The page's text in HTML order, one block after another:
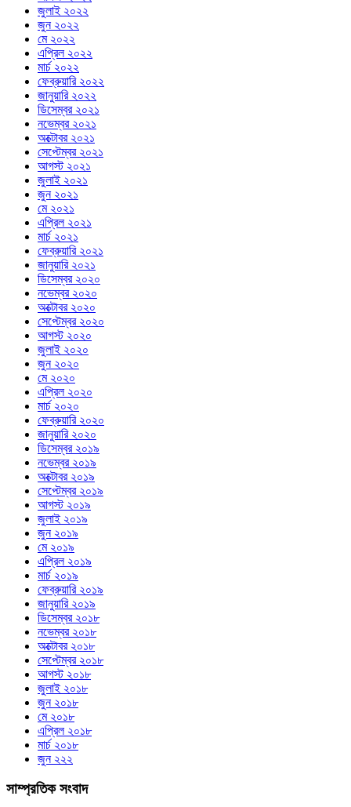
জুলাই ২০২২
জুন ২০২২
মে ২০২২
এপ্রিল ২০২২
মার্চ ২০২২
ফেব্রুয়ারি ২০২২
জানুয়ারি ২০২২
ডিসেম্বর ২০২১
নভেম্বর ২০২১
অক্টোবর ২০২১
সেপ্টেম্বর ২০২১
আগস্ট ২০২১
জুলাই ২০২১
জুন ২০২১
মে ২০২১
এপ্রিল ২০২১
মার্চ ২০২১
ফেব্রুয়ারি ২০২১
জানুয়ারি ২০২১
ডিসেম্বর ২০২০
নভেম্বর ২০২০
অক্টোবর ২০২০
সেপ্টেম্বর ২০২০
আগস্ট ২০২০
জুলাই ২০২০
জুন ২০২০
মে ২০২০
এপ্রিল ২০২০
মার্চ ২০২০
ফেব্রুয়ারি ২০২০
জানুয়ারি ২০২০
ডিসেম্বর ২০১৯
নভেম্বর ২০১৯
অক্টোবর ২০১৯
সেপ্টেম্বর ২০১৯
আগস্ট ২০১৯
জুলাই ২০১৯
জুন ২০১৯
মে ২০১৯
এপ্রিল ২০১৯
মার্চ ২০১৯
ফেব্রুয়ারি ২০১৯
জানুয়ারি ২০১৯
ডিসেম্বর ২০১৮
নভেম্বর ২০১৮
অক্টোবর ২০১৮
সেপ্টেম্বর ২০১৮
আগস্ট ২০১৮
জুলাই ২০১৮
জুন ২০১৮
মে ২০১৮
এপ্রিল ২০১৮
মার্চ ২০১৮
জুন ২২২
সাম্প্রতিক সংবাদ